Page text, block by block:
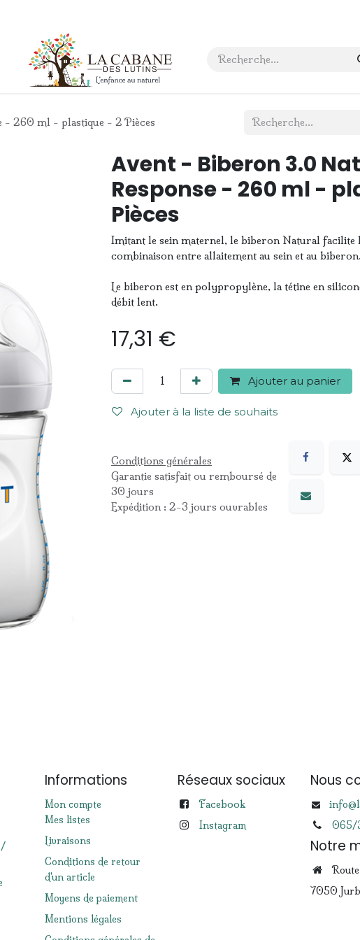
Contact
- 260 ml - plastique - 2 Pièces
Avent - Biberon 3.0
Response - 260 ml -
Pièces
Imitant le sein maternel, le biberon Natural facilite
combinaison entre allaitement au sein et au biberon.
Le biberon est en polypropylène, la tétine en
débit lent.
17,31 €
Ajouter au panier
Ajouter à la liste de souhaits
Conditions générales
Garantie satisfait ou remboursé de
30 jours
Expédition : 2-3 jours ouvrables
/
Informations
Mon compte
Mes listes
Livraisons
Conditions de retour
d'un article
Moyens de paiement
Mentions légales
Réseaux sociaux
Facebook
Instagram
Nous
065/
Notre
7050